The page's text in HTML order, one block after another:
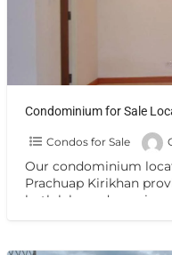
Condos for Sale
Our condominium
Prachuap Kirikhan
both lake and sea